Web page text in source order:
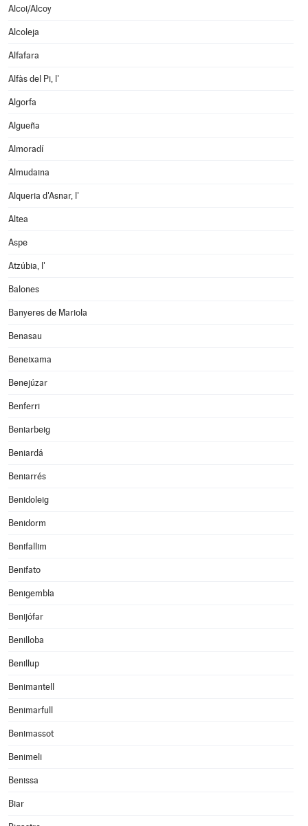
Alcoi/Alcoy
Alcoleja
Alfafara
Alfàs del Pi, l'
Algorfa
Algueña
Almoradí
Almudaina
Alqueria d'Asnar, l'
Altea
Aspe
Atzúbia, l'
Balones
Banyeres de Mariola
Benasau
Beneixama
Benejúzar
Benferri
Beniarbeig
Beniardá
Beniarrés
Benidoleig
Benidorm
Benifallim
Benifato
Benigembla
Benijófar
Benilloba
Benillup
Benimantell
Benimarfull
Benimassot
Benimeli
Benissa
Biar